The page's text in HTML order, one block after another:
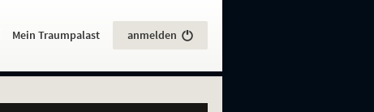
Mein Traumpalast anmelden